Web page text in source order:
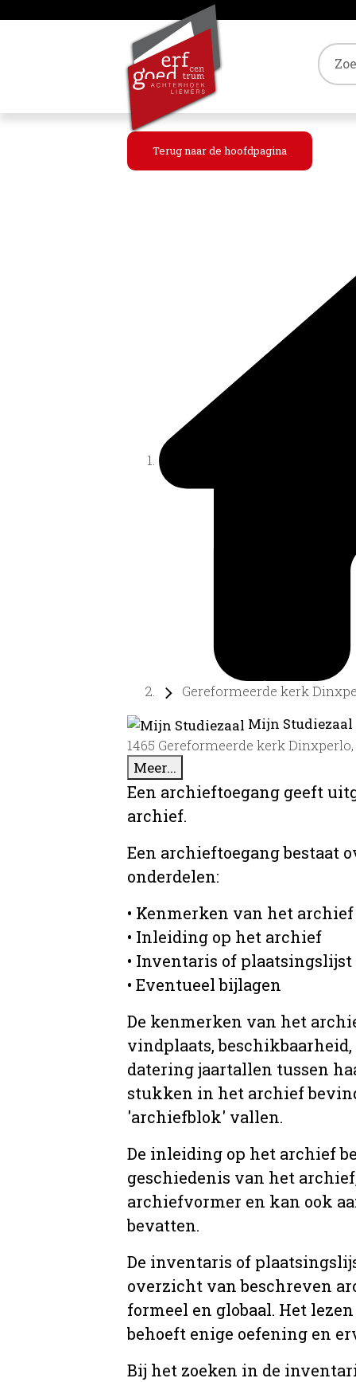
Terug naar de hoofdpagina
Gereformeerde kerk
Mijn
1465 Gereformeerde kerk Dinxperlo,
Meer...
Een archieftoegang geeft
archief.
Een archieftoegang bestaat
onderdelen:
• Kenmerken van het archief
• Inleiding op het archief
• Inventaris of plaatsingslijst
• Eventueel bijlagen
De kenmerken van het
vindplaats,
datering jaartallen tussen
stukken in het archief
'archiefblok' vallen.
De inleiding op het archief
geschiedenis van het
archiefvormer en kan ook
bevatten.
De inventaris of
overzicht van beschreven
formeel en globaal. Het
behoeft enige oefening en
Bij het zoeken in de